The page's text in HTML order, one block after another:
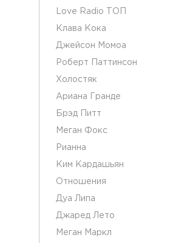
Love Radio ТОП
Клава Кока
Джейсон Момоа
Роберт Паттинсон
Холостяк
Ариана Гранде
Брэд Питт
Меган Фокс
Рианна
Ким Кардашьян
Отношения
Дуа Липа
Джаред Лето
Меган Маркл